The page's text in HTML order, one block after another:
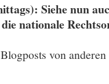
Siehe nun
nationale
von